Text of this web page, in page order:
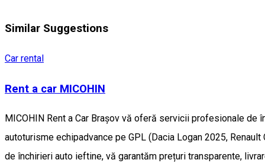
Similar Suggestions
Car rental
Rent a car MICOHIN
MICOHIN Rent a Car Brașov vă oferă servicii profesionale
autoturisme echipadvance pe GPL (Dacia Logan 2025,
de închirieri auto ieftine, vă garantăm prețuri transparente,